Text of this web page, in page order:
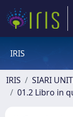
IRIS
IRIS SIARI
01.2 Libro in